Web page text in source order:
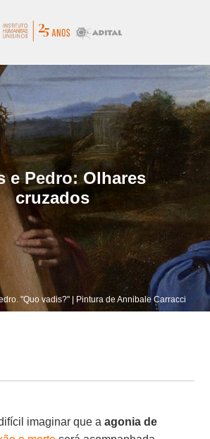
e Pedro: Olhares
cruzados
"Quo vadis?" | Pintura de Annibale Carracci
imaginar que aagonia de